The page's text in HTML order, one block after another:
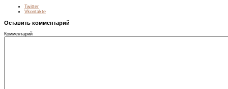
Twitter
Vkontakte
Оставить комментарий
Комментарий